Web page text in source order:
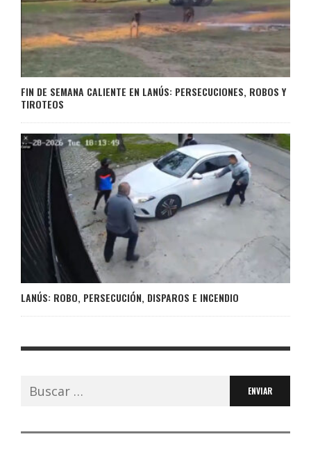
FIN DE SEMANA CALIENTE EN LANÚS: PERSECUCIONES, ROBOS Y
TIROTEOS
LANÚS: ROBO, PERSECUCIÓN, DISPAROS E INCENDIO
Buscar: